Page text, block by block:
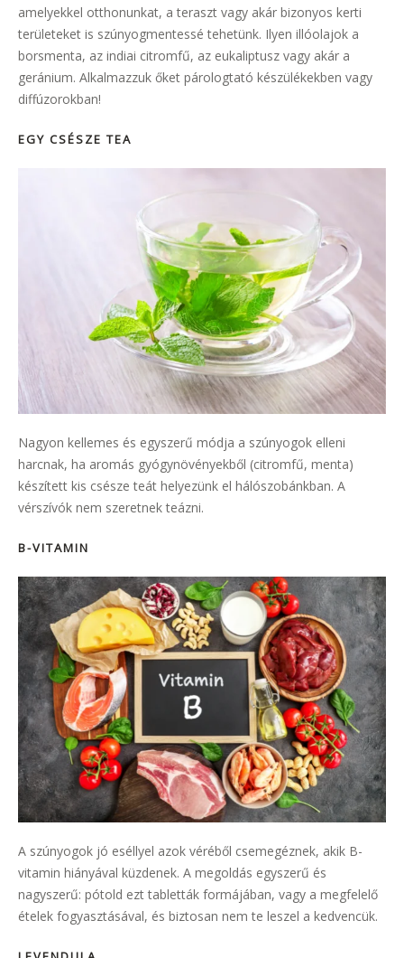
amelyekkel otthonunkat, a teraszt vagy akár bizonyos kerti
területeket is szúnyogmentessé tehetünk. Ilyen illóolajok a
borsmenta, az indiai citromfű, az eukaliptusz vagy akár a
geránium. Alkalmazzuk őket párologtató készülékekben vagy
diffúzorokban!
EGY CSÉSZE TEA
Nagyon kellemes és egyszerű módja a szúnyogok elleni
harcnak, ha aromás gyógynövényekből (citromfű, menta)
készített kis csésze teát helyezünk el hálószobánkban. A
vérszívók nem szeretnek teázni.
B-VITAMIN
A szúnyogok jó eséllyel azok véréből csemegéznek, akik B-
vitamin hiányával küzdenek. A megoldás egyszerű és
nagyszerű: pótold ezt tabletták formájában, vagy a megfelelő
ételek fogyasztásával, és biztosan nem te leszel a kedvencük.